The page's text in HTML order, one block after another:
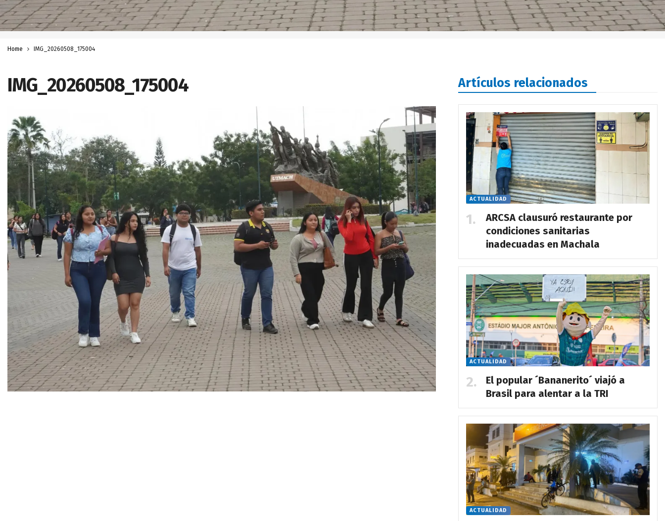
Home IMG_20260508_175004
IMG_20260508_175004 Artículos relacionados
ACTUALIDAD
ARCSA clausuró restaurante por
condiciones sanitarias
inadecuadas en Machala
ACTUALIDAD
El popular ´Bananerito´ viajó a
Brasil para alentar a la TRI
ACTUALIDAD